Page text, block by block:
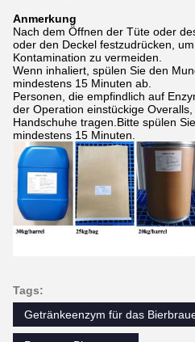
Anmerkung
Nach dem Öffnen der Tüte oder
oder den Deckel festzudrücken,
Kontamination zu vermeiden.
Wenn inhaliert, spülen Sie den
mindestens 15 Minuten ab.
Personen, die empfindlich auf
der Operation einstückige
Handschuhe tragen.Bitte spülen
mindestens 15 Minuten.
Tags:
Getränkeenzym für das